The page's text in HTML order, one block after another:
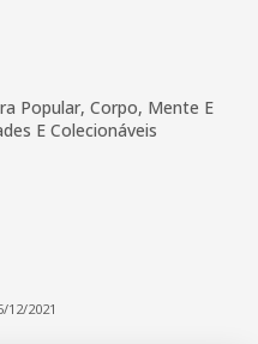
Popular, Corpo, Mente E
E Colecionáveis
12/2021